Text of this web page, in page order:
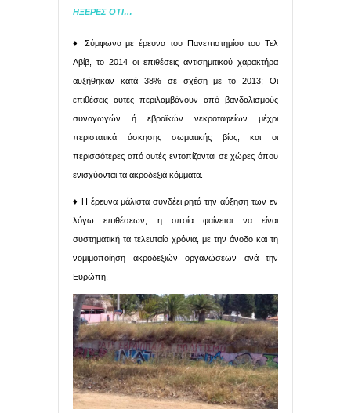
ΗΞΕΡΕΣ ΟΤΙ…
♦ Σύμφωνα με έρευνα του Πανεπιστημίου του Τελ
Αβίβ, το 2014 οι επιθέσεις αντισημιτικού χαρακτήρα
αυξήθηκαν κατά 38% σε σχέση με το 2013; Οι
επιθέσεις αυτές περιλαμβάνουν από βανδαλισμούς
συναγωγών ή εβραϊκών νεκροταφείων μέχρι
περιστατικά άσκησης σωματικής βίας, και οι
περισσότερες από αυτές εντοπίζονται σε χώρες όπου
ενισχύονται τα ακροδεξιά κόμματα.
♦ Η έρευνα μάλιστα συνδέει ρητά την αύξηση των εν
λόγω επιθέσεων, η οποία φαίνεται να είναι
συστηματική τα τελευταία χρόνια, με την άνοδο και τη
νομιμοποίηση ακροδεξιών οργανώσεων ανά την
Ευρώπη.